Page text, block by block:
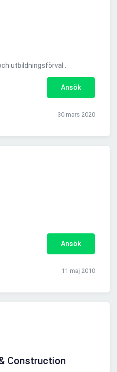
utbildningsförval ..
Ansök
30 mars 2020
Ansök
11 maj 2010
Construction